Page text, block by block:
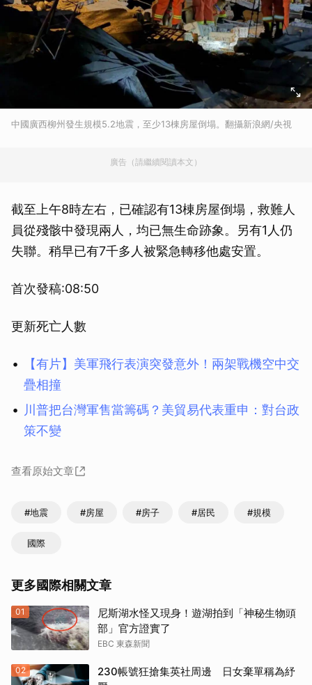
中國廣西柳州發生規模5.2地震，至少13棟房屋倒塌。翻攝新浪網/央視
廣告（請繼續閱讀本文）
截至上午8時左右，已確認有13棟房屋倒塌，救難人
員從殘骸中發現兩人，均已無生命跡象。另有1人仍
失聯。稍早已有7千多人被緊急轉移他處安置。
首次發稿:08:50
更新死亡人數
【有片】美軍飛行表演突發意外！兩架戰機空中交
疊相撞
川普把台灣軍售當籌碼？美貿易代表重申：對台政
策不變
查看原始文章
#地震 #房屋 #房子 #居民 #規模
國際
更多國際相關文章
01
尼斯湖水怪又現身！遊湖拍到「神秘生物頭
部」官方證實了
EBC 東森新聞
02
230帳號狂搶集英社周邊 日女棄單稱為紓